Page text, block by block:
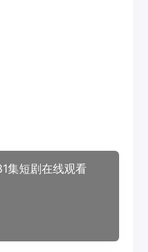
集短剧在线观看